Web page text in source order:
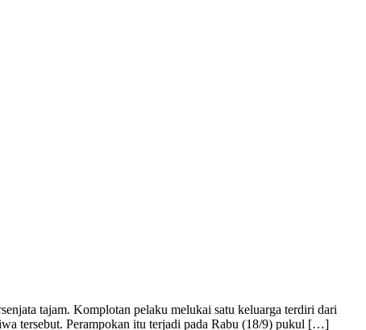
tajam. Komplotan pelaku melukai satu keluarga terdiri dari
tersebut. Perampokan itu terjadi pada Rabu (18/9) pukul […]